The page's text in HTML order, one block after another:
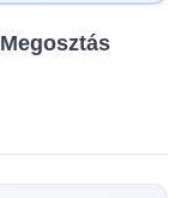
Megosztás